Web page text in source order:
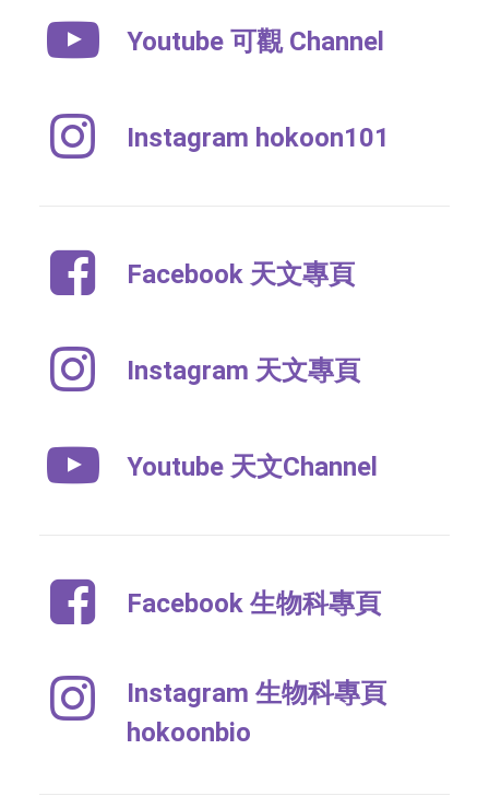
Youtube 可觀 Channel
Instagram hokoon101
Facebook 天文專頁
Instagram 天文專頁
Youtube 天文Channel
Facebook 生物科專頁
Instagram 生物科專頁
hokoonbio